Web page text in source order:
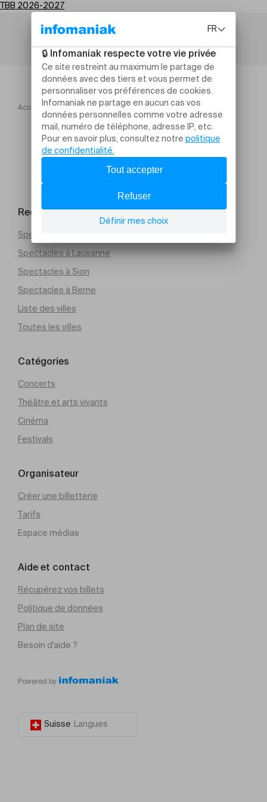
TBB 2026-2027
Accueil TBB 2026 2027 Aliose chante Le Forestier
Rechercher un évènement
Spectacles à Genève
Spectacles à Lausanne
Spectacles à Sion
Spectacles à Berne
Liste des villes
Toutes les villes
Catégories
Concerts
Théâtre et arts vivants
Cinéma
Festivals
Organisateur
Créer une billetterie
Tarifs
Espace médias
Aide et contact
Récupérez vos billets
Politique de données
Plan de site
Besoin d'aide ?
Powered by
Suisse Langues